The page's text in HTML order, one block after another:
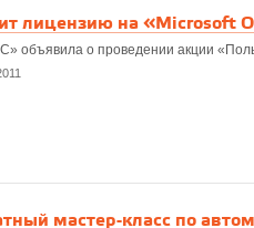
лицензию на «Microsoft
объявила о проведении акции
мастер-класс по